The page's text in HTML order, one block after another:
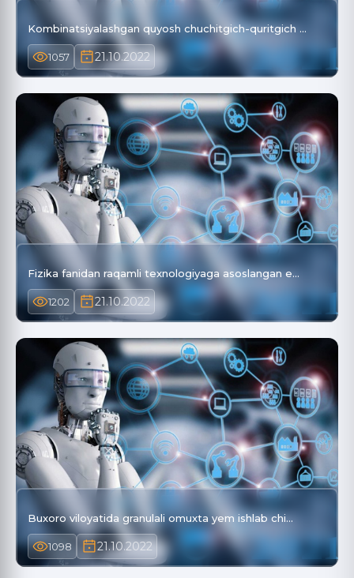
Kombinatsiyalashgan quyosh chuchitgich-quritgich …
1057 21.10.2022
Fizika fanidan raqamli texnologiyaga asoslangan e…
1202 21.10.2022
Buxoro viloyatida granulali omuxta yem ishlab chi…
1098 21.10.2022